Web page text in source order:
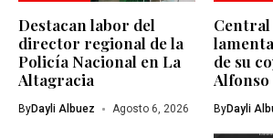
Destacan labor del
director regional de la
Policía Nacional en La
Altagracia
ByDayli Albuez Agosto 6, 2026
Central
de su
Alfonso
ByDayli